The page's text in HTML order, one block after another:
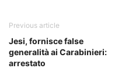
Previous article
Jesi, fornisce false
generalità ai Carabinieri:
arrestato